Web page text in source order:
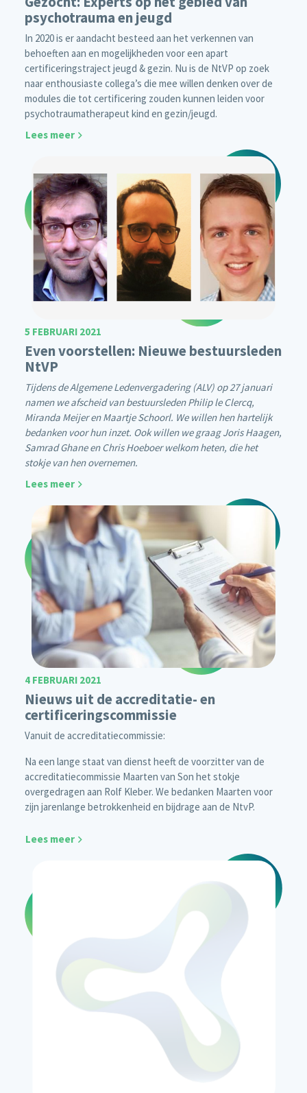
psychotrauma en jeugd
In 2020 is er aandacht besteed aan het verkennen van
behoeften aan en mogelijkheden voor een apart
certificeringstraject jeugd & gezin. Nu is de NtVP op zoek
naar enthousiaste collega’s die mee willen denken over de
modules die tot certificering zouden kunnen leiden voor
psychotraumatherapeut kind en gezin/jeugd.
Lees meer
5 FEBRUARI 2021
Even voorstellen: Nieuwe bestuursleden
NtVP
Tijdens de Algemene Ledenvergadering (ALV) op 27 januari
namen we afscheid van bestuursleden Philip le Clercq,
Miranda Meijer en Maartje Schoorl. We willen hen hartelijk
bedanken voor hun inzet. Ook willen we graag Joris Haagen,
Samrad Ghane en Chris Hoeboer welkom heten, die het
stokje van hen overnemen.
Lees meer
4 FEBRUARI 2021
Nieuws uit de accreditatie- en
certificeringscommissie
Vanuit de accreditatiecommissie:
Na een lange staat van dienst heeft de voorzitter van de
accreditatiecommissie Maarten van Son het stokje
overgedragen aan Rolf Kleber. We bedanken Maarten voor
zijn jarenlange betrokkenheid en bijdrage aan de NtvP.
Lees meer